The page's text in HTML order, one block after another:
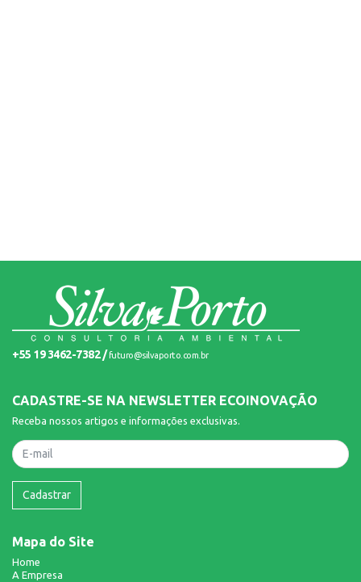
+55 19 3462-7382 /futuro@silvaporto.com.br
CADASTRE-SE NA NEWSLETTER ECOINOVAÇÃO
Receba nossos artigos e informações exclusivas.
Nome
Cadastrar
Mapa do Site
Home
A Empresa